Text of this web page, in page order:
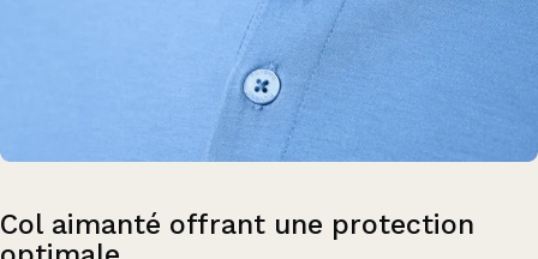
Col aimanté offrant une protection